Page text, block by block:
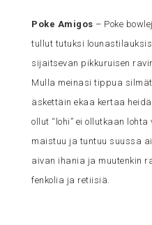
Poke Amigos – Poke
tullut tutuksi
sijaitsevan pikkuruisen
Mulla meinasi tippua
äskettäin ekaa kertaa
ollut “lohi” ei ollutkaan
maistuu ja tuntuu suussa
aivan ihania ja muutenkin
fenkolia ja retiisiä.